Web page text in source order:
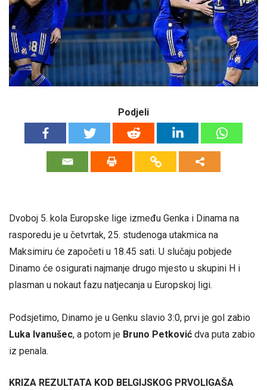
Podjeli
Dvoboj 5. kola Europske lige između Genka i Dinama na
rasporedu je u četvrtak, 25. studenoga utakmica na
Maksimiru će započeti u 18.45 sati. U slučaju pobjede
Dinamo će osigurati najmanje drugo mjesto u skupini H i
plasman u nokaut fazu natjecanja u Europskoj ligi.
Podsjetimo, Dinamo je u Genku slavio 3:0, prvi je gol zabio
Luka Ivanušec, a potom je Bruno Petković dva puta zabio
iz penala.
KRIZA REZULTATA KOD BELGIJSKOG PRVOLIGAŠA